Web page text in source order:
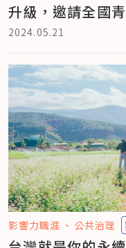
升級，邀請全國
2024.05.21
影響力職涯 公共治理